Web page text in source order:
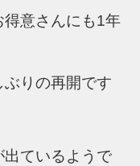
意さんにも1年
りの再開です
出ているようで